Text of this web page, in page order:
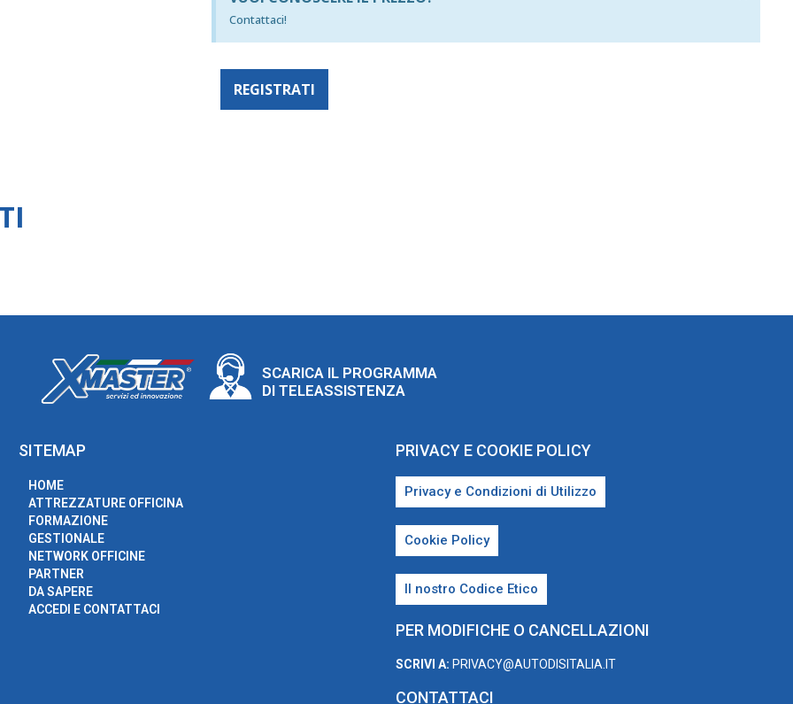
Contattaci!
REGISTRATI
SCARICA IL PROGRAMMA
DI TELEASSISTENZA
SITEMAP
HOME
ATTREZZATURE OFFICINA
FORMAZIONE
GESTIONALE
NETWORK OFFICINE
PARTNER
DA SAPERE
ACCEDI E CONTATTACI
PRIVACY E COOKIE POLICY
Privacy e Condizioni di Utilizzo
Cookie Policy
Il nostro Codice Etico
PER MODIFICHE O CANCELLAZIONI
SCRIVI A: PRIVACY@AUTODISITALIA.IT
CONTATTACI